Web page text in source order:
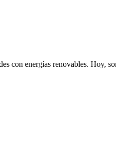
con energías renovables. Hoy,